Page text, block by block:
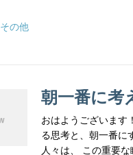
その他
朝一番に考
おはようございます
る思考と、朝一番に
人々は、 この重要